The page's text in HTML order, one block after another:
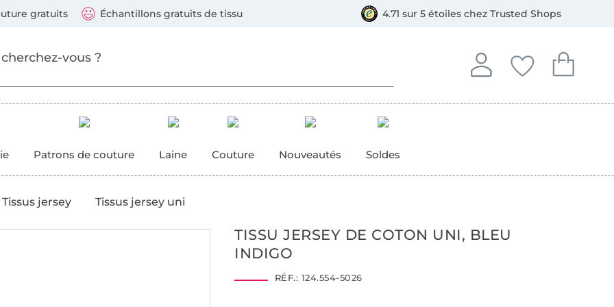
gratuits Échantillons gratuits de tissu 4.71 sur 5 étoiles chez Trusted Shops
Se connecter
Se connecter à votre
Mes favoris
Vous avez
Mon
Vous avez
Patrons de couture Laine Couture Nouveautés Soldes
Tissus jersey Tissus jersey uni
TISSU JERSEY DE COTON UNI, BLEU
INDIGO
RÉF.: 124.554-5026
suivants : Visa, Mastercard, Carte bleue, PayPal, Virement, Bancontact